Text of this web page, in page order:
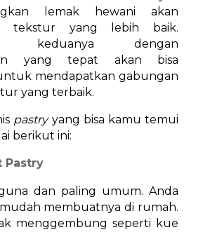
lemak hewani akan
tekstur yang lebih baik.
keduanya dengan
yang tepat akan bisa
mendapatkan gabungan
yang terbaik.
pastryyang bisa kamu temui
berikut ini:
Pastry
dan paling umum. Anda
membuatnya di rumah.
menggembung seperti kue